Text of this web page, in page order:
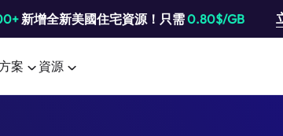
新增全新美國住宅資源！只需0.80$/GB
案 資源